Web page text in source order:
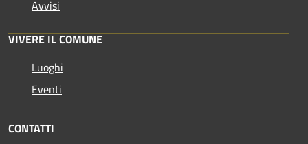
Avvisi
VIVERE IL COMUNE
Luoghi
Eventi
CONTATTI